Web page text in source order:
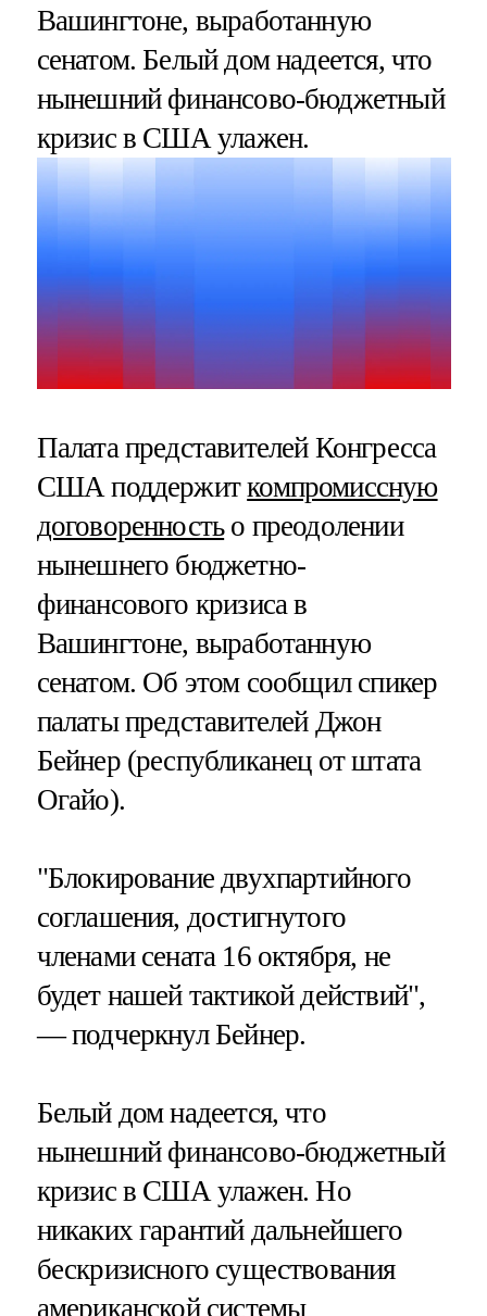
Вашингтоне, выработанную
сенатом. Белый дом надеется, что
нынешний финансово-бюджетный
кризис в США улажен.
Палата представителей Конгресса
США поддержиткомпромиссную
договоренностьо преодолении
нынешнего бюджетно-
финансового кризиса в
Вашингтоне, выработанную
сенатом. Об этом сообщил спикер
палаты представителей Джон
Бейнер (республиканец от штата
Огайо).
"Блокирование двухпартийного
соглашения, достигнутого
членами сената 16 октября, не
будет нашей тактикой действий",
— подчеркнул Бейнер.
Белый дом надеется, что
нынешний финансово-бюджетный
кризис в США улажен. Но
никаких гарантий дальнейшего
бескризисного существования
американской системы